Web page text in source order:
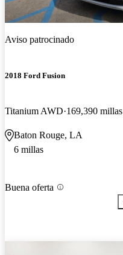
Aviso patrocinado
2018 Ford Fusion
Titanium AWD 169,390 millas
Baton Rouge, LA
6 millas
Buena oferta